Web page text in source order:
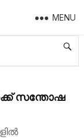
MENU
സന്തോഷ